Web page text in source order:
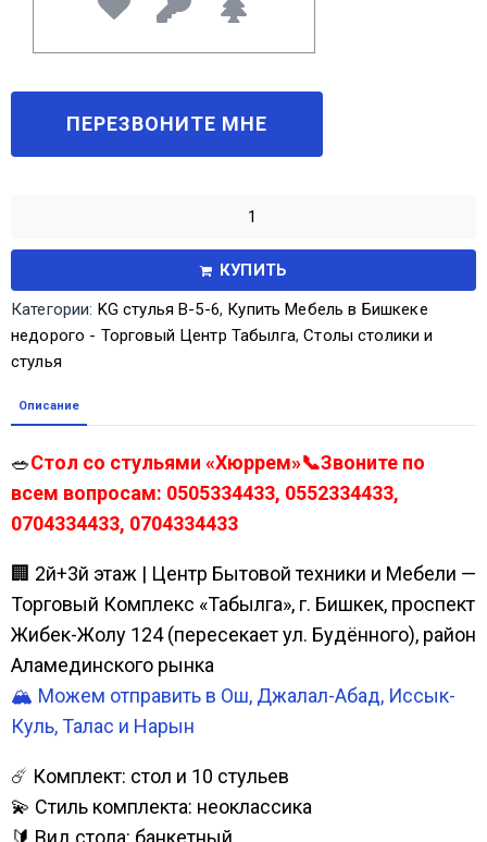
КУПИТЬ
Категории: KG стулья В-5-6, Купить Мебель в Бишкеке
недорого - Торговый Центр Табылга,Столы столики и
стулья
Описание
🥗Стол со стульями «Хюррем»📞Звоните по
всем вопросам: 0505334433, 0552334433,
0704334433, 0704334433
🏢 2й+3й этаж | Центр Бытовой техники и Мебели —
Торговый Комплекс «Табылга», г. Бишкек, проспект
Жибек-Жолу 124 (пересекает ул. Будённого), район
Аламединского рынка
🏔️ Можем отправить в Ош, Джалал-Абад, Иссык-
Куль, Талас и Нарын
☄️ Комплект: стол и 10 стульев
💫 Стиль комплекта: неоклассика
🔰 Вид стола: банкетный